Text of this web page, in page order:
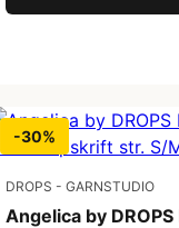
-30%
DROPS - GARNSTUDIO
Angelica by